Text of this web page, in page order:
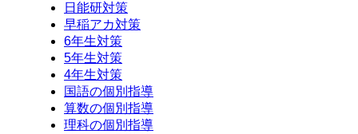
日能研対策
早稲アカ対策
6年生対策
5年生対策
4年生対策
国語の個別指導
算数の個別指導
理科の個別指導